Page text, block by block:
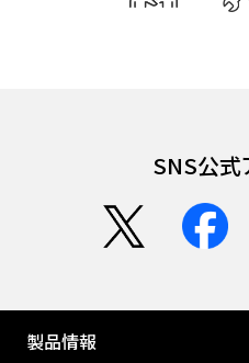
SNS公式
製品情報